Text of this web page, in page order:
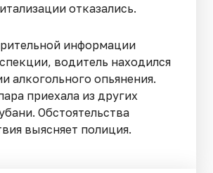
отказались.
информации
водитель находился
алкогольного опьянения.
приехала из других
Обстоятельства
выясняет полиция.